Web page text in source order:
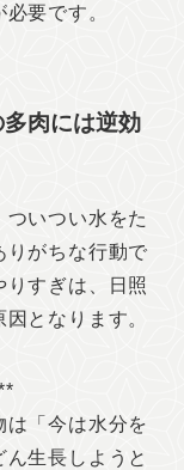
要です。
肉には逆効
いつい水をた
りがちな行動で
すぎは、日照
となります。
は「今は水分を
生長しようと